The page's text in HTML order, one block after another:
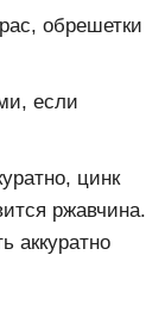
обрешетки
если
цинк
ржавчина.
аккуратно